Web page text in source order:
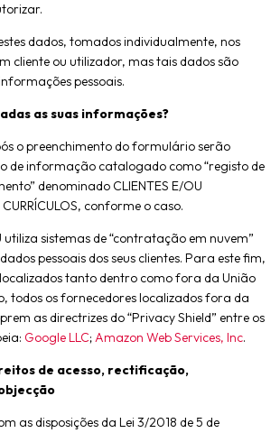
dados, tomados individualmente, nos
cliente ou utilizador, mas tais dados são
pessoais.
as suas informações?
o preenchimento do formulário serão
de informação catalogado como “registo de
denominado CLIENTES E/OU
conforme o caso.
utiliza sistemas de “contratação em nuvem”
pessoais dos seus clientes. Para este fim,
tanto dentro como fora da União
todos os fornecedores localizados fora da
as directrizes do “Privacy Shield” entre os
Google LLC;Amazon Web Services, Inc.
de acesso, rectificação,
as disposições da Lei 3/2018 de 5 de